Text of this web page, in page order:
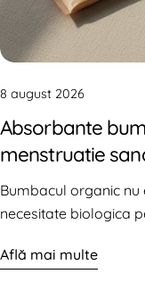
8 august 2026
Absorbante
menstruatie
Bumbacul organic
necesitate biologica
menstruatia?
Află mai multe